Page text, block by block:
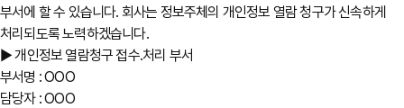
부서에 할 수 있습니다. 회사는 정보주체의 개인정보 열람 청구가 신속하게
처리되도록 노력하겠습니다.
▶ 개인정보 열람청구 접수․처리 부서
부서명 : OOO
담당자 : OOO